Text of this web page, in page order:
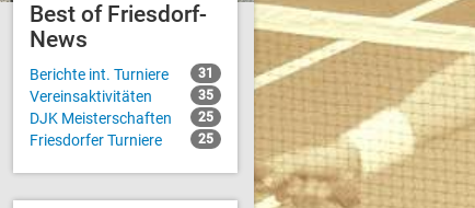
Best of Friesdorf-
News
Berichte int. Turniere 31
Vereinsaktivitäten 35
DJK Meisterschaften 25
Friesdorfer Turniere 25